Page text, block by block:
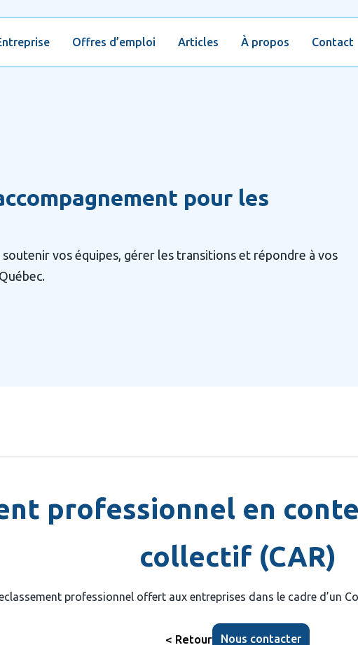
Offres d’emploi Articles À propos Contact
pour les
vos équipes, gérer les transitions et répondre à vos
professionnel en
collectif (CAR)
professionnel offert aux entreprises dans le cadre d’un
< Retour Nous contacter